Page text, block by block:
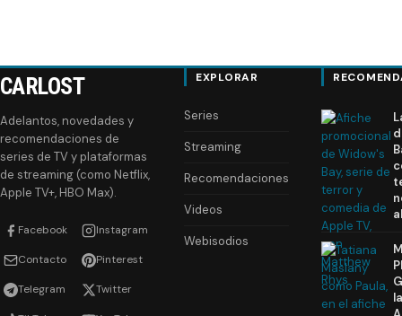
CARLOST
Adelantos, novedades y
recomendaciones de
series de TV y plataformas
de streaming (como Netflix,
Apple TV+, HBO Max).
Facebook Instagram
Contacto Pinterest
Telegram Twitter
EXPLORAR
Series
Streaming
Recomendaciones
Videos
Webisodios